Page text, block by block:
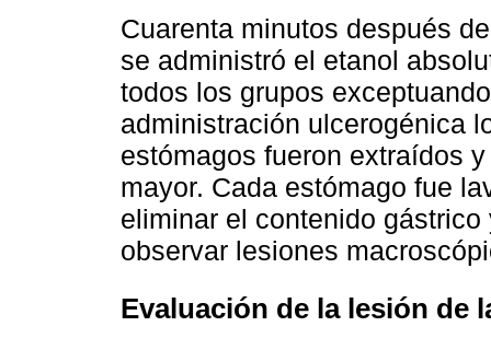
Cuarenta minutos después
se administró el etanol
todos los grupos
administración ulcerogénica
estómagos fueron extraídos
mayor. Cada estómago fue
eliminar el contenido
observar lesiones
Evaluación de la lesión de